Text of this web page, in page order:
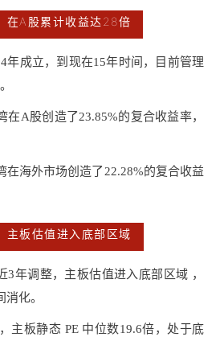
在A股累计收益达28倍
年成立，到现在15年时间，目前管理
在A股创造了23.85%的复合收益率，
在海外市场创造了22.28%的复合收益
主板估值进入底部区域
3年调整，主板估值进入底部区域 ，
化。
主板静态 PE 中位数19.6倍，处于底